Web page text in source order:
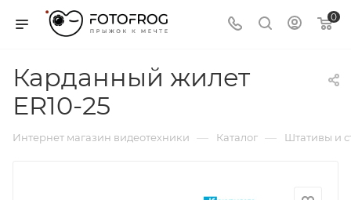
0
Карданный жилет
ER10-25
Интернет магазин видеотехники — Каталог — Штативы и